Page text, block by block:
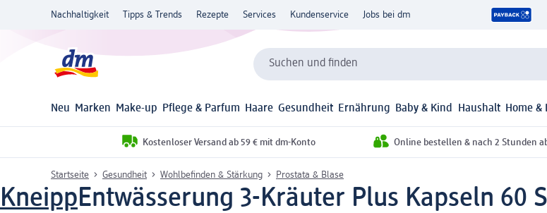
Nachhaltigkeit Tipps & Trends Rezepte Services Kundenservice Jobs bei dm
Suchen und finden
Neu Marken Make-up Pflege & Parfum Haare Gesundheit Ernährung Baby & Kind Haushalt Home &
Kostenloser Versand ab 59 € mit dm-Konto Online bestellen & nach 2 Stunden
Startseite Gesundheit Wohlbefinden & Stärkung Prostata & Blase
KneippEntwässerung 3-Kräuter Plus Kapseln 60